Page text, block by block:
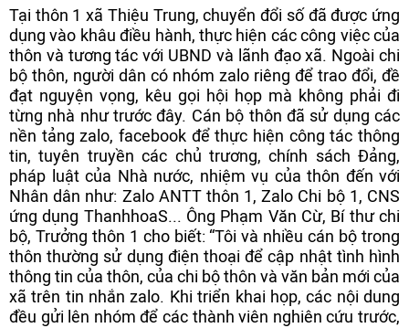
Tại thôn 1 xã Thiệu Trung, chuyển đổi số đã được ứng
dụng vào khâu điều hành, thực hiện các công việc của
thôn và tương tác với UBND và lãnh đạo xã. Ngoài chi
bộ thôn, người dân có nhóm zalo riêng để trao đổi, đề
đạt nguyện vọng, kêu gọi hội họp mà không phải đi
từng nhà như trước đây. Cán bộ thôn đã sử dụng các
nền tảng zalo, facebook để thực hiện công tác thông
tin, tuyên truyền các chủ trương, chính sách Đảng,
pháp luật của Nhà nước, nhiệm vụ của thôn đến với
Nhân dân như: Zalo ANTT thôn 1, Zalo Chi bộ 1, CNS
ứng dụng ThanhhoaS... Ông Phạm Văn Cừ, Bí thư chi
bộ, Trưởng thôn 1 cho biết: “Tôi và nhiều cán bộ trong
thôn thường sử dụng điện thoại để cập nhật tình hình
thông tin của thôn, của chi bộ thôn và văn bản mới của
xã trên tin nhắn zalo. Khi triển khai họp, các nội dung
đều gửi lên nhóm để các thành viên nghiên cứu trước,